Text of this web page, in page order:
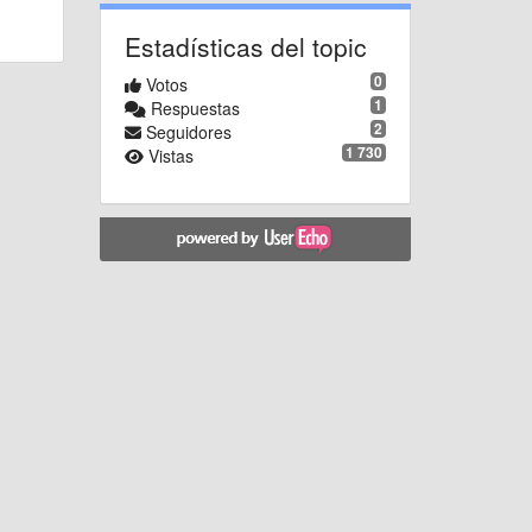
Estadísticas del topic
0
Votos
1
Respuestas
2
Seguidores
1 730
Vistas